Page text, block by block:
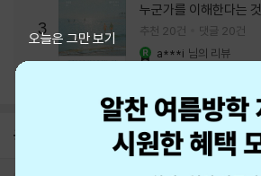
3
누군가를 이해한다는 것
추천 20건 댓글 20건
a***i 님의 리뷰
공지 8월 신용카드 무이자할부 안내
오늘은 그만 보기